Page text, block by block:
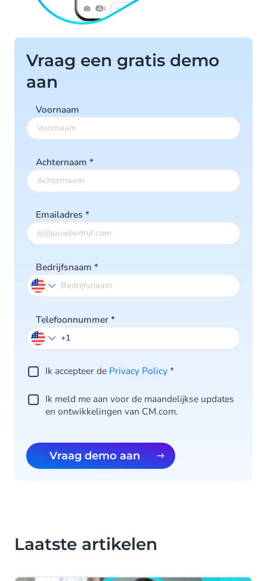
Vraag een gratis demo
aan
Voornaam
Achternaam *
Emailadres *
Bedrijfsnaam *
Telefoonnummer*
Ik accepteer de Privacy Policy*
Ik meld me aan voor de maandelijkse updates
en ontwikkelingen van CM.com.
Vraag demo aan
Laatste artikelen